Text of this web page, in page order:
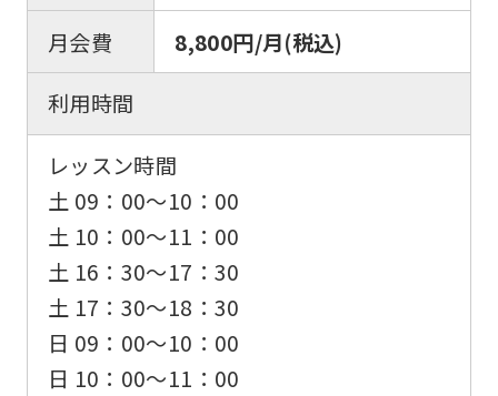
月会費
8,800円/月(税込)
利用時間
レッスン時間
土 09：00〜10：00
土 10：00〜11：00
土 16：30〜17：30
土 17：30〜18：30
日 09：00〜10：00
日 10：00〜11：00